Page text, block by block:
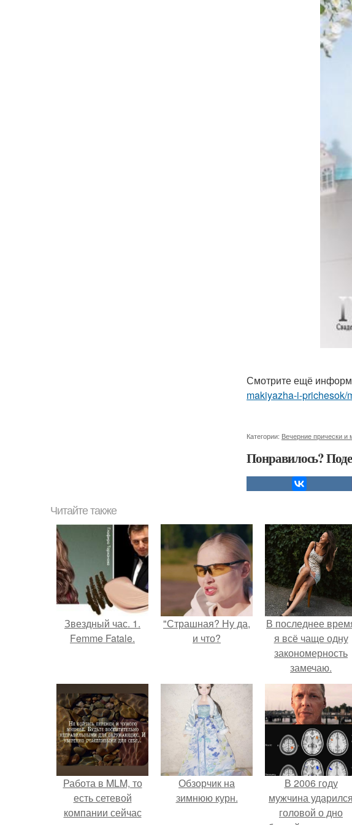
Смотрите ещё
makiyazha-i-prichesok/
Категории: Вечерние прически и
Понравилось?
Читайте также
Звездный час. 1.
Femme Fatale.
"Страшная? Ну да,
и что?
В последнее
я всё чаще одну
закономерность
замечаю.
Работа в MLM, то
есть сетевой
компании сейчас
Обзорчик на
зимнюю курн.
В 2006 году
мужчина ударился
головой о дно